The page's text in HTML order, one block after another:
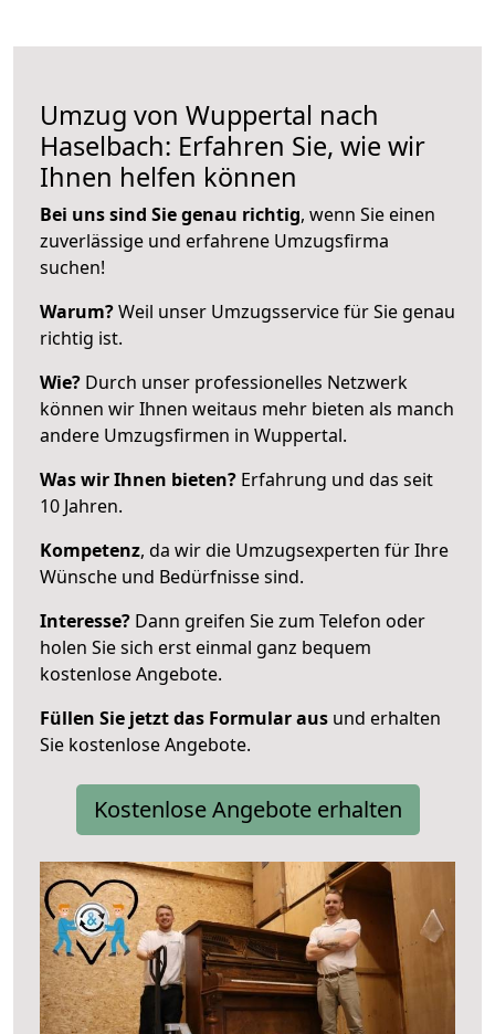
Umzug von Wuppertal nach
Haselbach: Erfahren Sie, wie wir
Ihnen helfen können
Bei uns sind Sie genau richtig, wenn Sie einen
zuverlässige und erfahrene Umzugsfirma
suchen!
Warum?Weil unser Umzugsservice für Sie genau
richtig ist.
Wie? Durch unser professionelles Netzwerk
können wir Ihnen weitaus mehr bieten als manch
andere Umzugsfirmen in Wuppertal.
Was wir Ihnen bieten? Erfahrung und das seit
10 Jahren.
Kompetenz, da wir die Umzugsexperten für Ihre
Wünsche und Bedürfnisse sind.
Interesse? Dann greifen Sie zum Telefon oder
holen Sie sich erst einmal ganz bequem
kostenlose Angebote.
Füllen Sie jetzt das Formular aus und erhalten
Sie kostenlose Angebote.
Kostenlose Angebote erhalten